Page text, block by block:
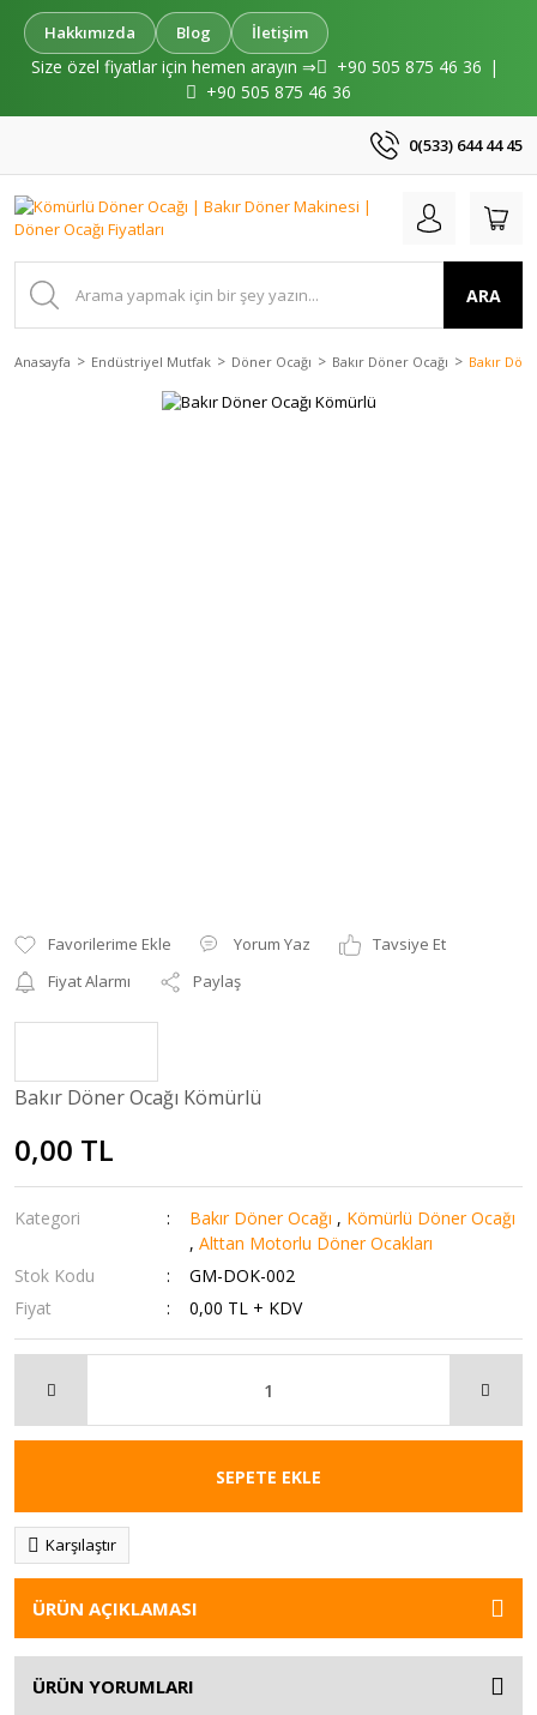
Hakkımızda Blog İletişim
Size özel fiyatlar için hemen arayın ⇒ +90 505 875 46 36 |
+90 505 875 46 36
0(533) 644 44 45
ARA
Anasayfa Endüstriyel Mutfak Döner Ocağı Bakır Döner Ocağı Bakır
Yorum Yaz
Tavsiye Et
Fiyat Alarmı
Paylaş
Bakır Döner Ocağı Kömürlü
0,00 TL
Kategori Bakır Döner Ocağı , Kömürlü Döner Ocağı
,Alttan Motorlu Döner Ocakları
Stok Kodu
GM-DOK-002
Fiyat
0,00 TL + KDV
SEPETE EKLE
Karşılaştır
ÜRÜN AÇIKLAMASI
ÜRÜN YORUMLARI